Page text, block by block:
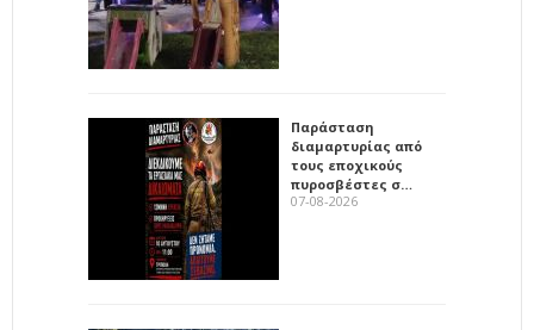
Παράσταση
διαμαρτυρίας από
τους εποχικούς
πυροσβέστες σ…
07-08-2026